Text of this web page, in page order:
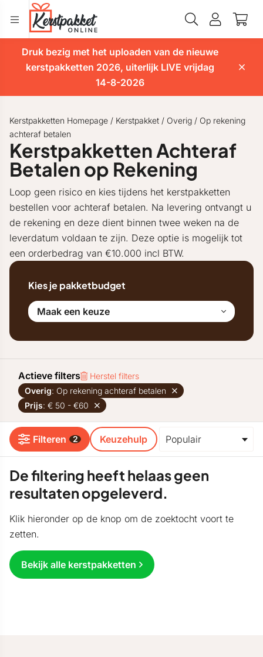
Druk bezig met het uploaden van de nieuwe
kerstpakketten 2026, uiterlijk LIVE vrijdag
14-8-2026
Kerstpakketten Homepage / Kerstpakket / Overig / Op rekening
achteraf betalen
Kerstpakketten Achteraf
Betalen op Rekening
Loop geen risico en kies tijdens het kerstpakketten
bestellen voor achteraf betalen. Na levering ontvangt u
de rekening en deze dient binnen twee weken na de
leverdatum voldaan te zijn. Deze optie is mogelijk tot
een orderbedrag van €10.000 incl BTW.
Kies je pakketbudget
Maak een keuze
Actieve filters
Herstel filters
Overig: Op rekening achteraf betalen
Prijs: € 50 - €60
Filteren 2 Keuzehulp
De filtering heeft helaas geen
resultaten opgeleverd.
Klik hieronder op de knop om de zoektocht voort te
zetten.
Bekijk alle kerstpakketten